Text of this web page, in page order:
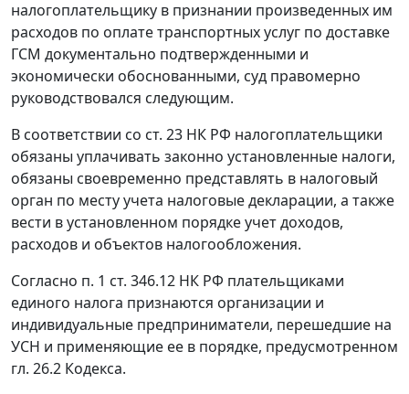
налогоплательщику в признании произведенных им
расходов по оплате транспортных услуг по доставке
ГСМ документально подтвержденными и
экономически обоснованными, суд правомерно
руководствовался следующим.
В соответствии со ст. 23 НК РФ налогоплательщики
обязаны уплачивать законно установленные налоги,
обязаны своевременно представлять в налоговый
орган по месту учета налоговые декларации, а также
вести в установленном порядке учет доходов,
расходов и объектов налогообложения.
Согласно п. 1 ст. 346.12 НК РФ плательщиками
единого налога признаются организации и
индивидуальные предприниматели, перешедшие на
УСН и применяющие ее в порядке, предусмотренном
гл. 26.2 Кодекса.